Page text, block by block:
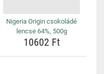
Nigeria Origin csokoládé
lencse 64%, 500g
10602 Ft